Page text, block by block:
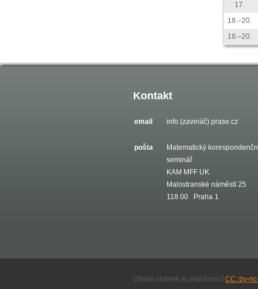
17.
18.–20.
18.–20.
Kontakt
email info (zavináč) prase.cz
pošta
Matematický
seminář
KAM MFF UK
Malostranské náměstí 25
118 00 Praha 1
Obsah stránek je pod licencí CC: by-